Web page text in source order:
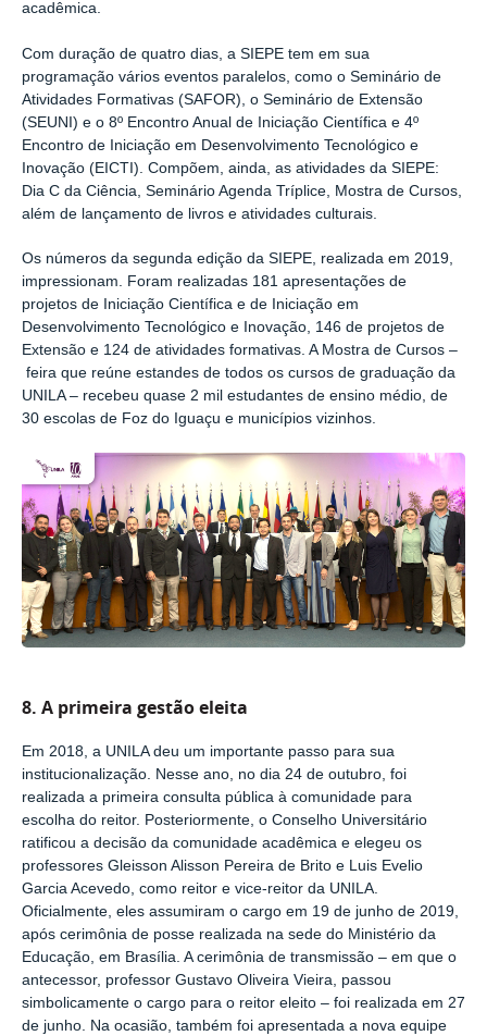
acadêmica.
Com duração de quatro dias, a SIEPE tem em sua
programação vários eventos paralelos, como o Seminário de
Atividades Formativas (SAFOR), o Seminário de Extensão
(SEUNI) e o 8º Encontro Anual de Iniciação Científica e 4º
Encontro de Iniciação em Desenvolvimento Tecnológico e
Inovação (EICTI). Compõem, ainda, as atividades da SIEPE:
Dia C da Ciência, Seminário Agenda Tríplice, Mostra de Cursos,
além de lançamento de livros e atividades culturais.
Os números da segunda edição da SIEPE, realizada em 2019,
impressionam. Foram realizadas 181 apresentações de
projetos de Iniciação Científica e de Iniciação em
Desenvolvimento Tecnológico e Inovação, 146 de projetos de
Extensão e 124 de atividades formativas. A Mostra de Cursos –
feira que reúne estandes de todos os cursos de graduação da
UNILA– recebeu quase 2 mil estudantes de ensino médio, de
30 escolas de Foz do Iguaçu e municípios vizinhos.
8. A primeira gestão eleita
Em 2018, a UNILA deu um importante passo para sua
institucionalização. Nesse ano, no dia 24 de outubro, foi
realizada a primeira consulta pública à comunidade para
escolha do reitor. Posteriormente, o Conselho Universitário
ratificou a decisão da comunidade acadêmica e elegeu os
professores Gleisson Alisson Pereira de Brito e Luis Evelio
Garcia Acevedo, como reitor e vice-reitor da UNILA.
Oficialmente, eles assumiram o cargo em 19 de junho de 2019,
após cerimônia de posse realizada na sede do Ministério da
Educação, em Brasília. A cerimônia de transmissão – em que o
antecessor, professor Gustavo Oliveira Vieira, passou
simbolicamente o cargo para o reitor eleito – foi realizada em 27
de junho. Na ocasião, também foi apresentada a nova equipe